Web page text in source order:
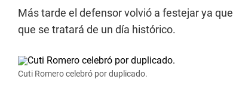
Más tarde el defensor volvió a festejar ya que
que se tratará de un día histórico.
Cuti Romero celebró por duplicado.